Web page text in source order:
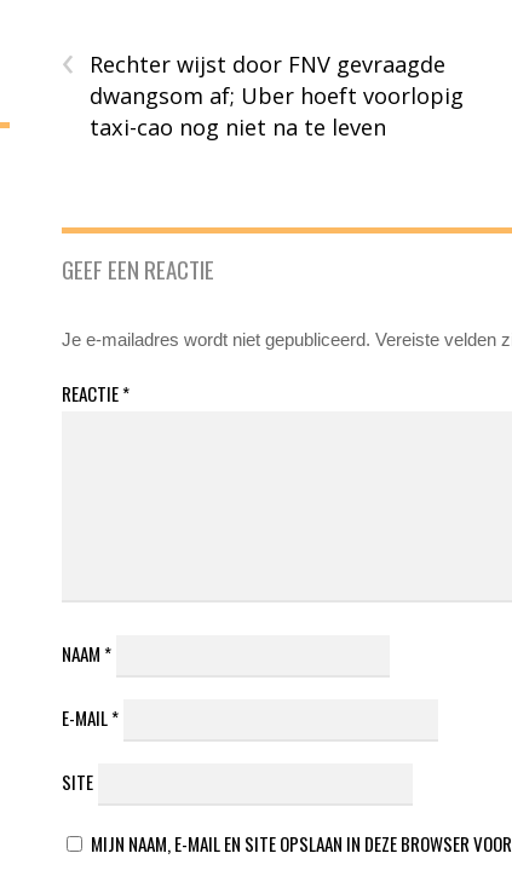
‹
Rechter wijst door FNV gevraagde
dwangsom af; Uber hoeft voorlopig
taxi-cao nog niet na te leven
GEEF EEN REACTIE
Je e-mailadres wordt niet gepubliceerd. Vereiste velden
REACTIE*
NAAM *
E-MAIL*
SITE
MIJN NAAM, E-MAIL EN SITE OPSLAAN IN DEZE BROWSER